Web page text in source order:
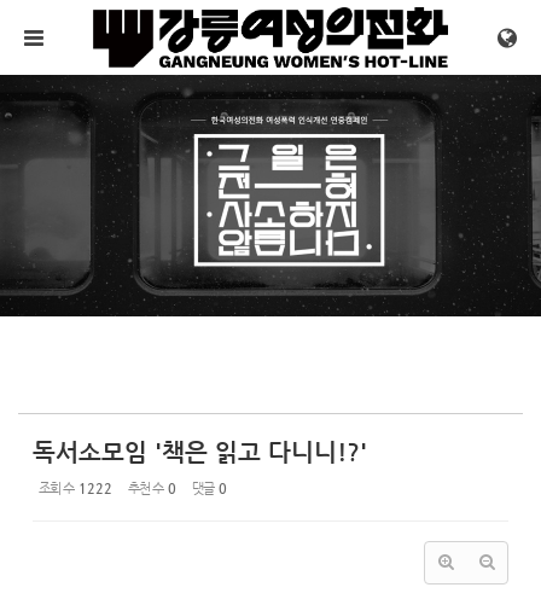
메뉴 건너뛰기
독서소모임 '책은 읽고 다니니!?'
조회 수 1222 추천 수 0 댓글 0